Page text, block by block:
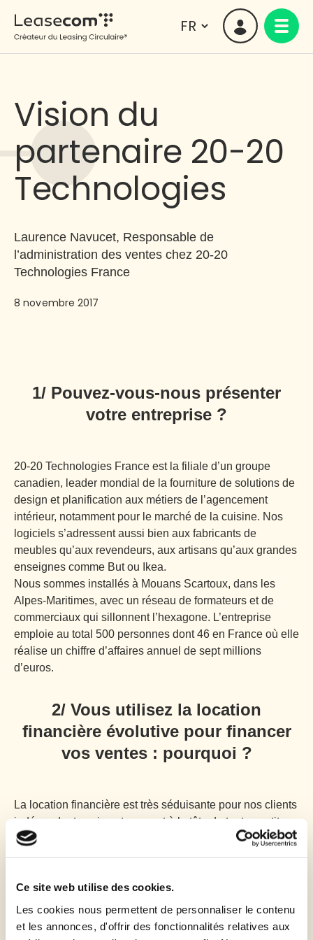
Ce site web utilise des cookies.
Les cookies nous permettent de personnaliser le contenu
et les annonces, d'offrir des fonctionnalités relatives aux
Vision du
partenaire 20-20
Technologies
Laurence Navucet, Responsable de
l’administration des ventes chez 20-20
Technologies France
8 novembre 2017
1/ Pouvez-vous-nous présenter
votre entreprise ?
20-20 Technologies France est la filiale d’un groupe
canadien, leader mondial de la fourniture de solutions de
design et planification aux métiers de l’agencement
intérieur, notamment pour le marché de la cuisine. Nos
logiciels s’adressent aussi bien aux fabricants de
meubles qu’aux revendeurs, aux artisans qu’aux grandes
enseignes comme But ou Ikea.
Nous sommes installés à Mouans Scartoux, dans les
Alpes-Maritimes, avec un réseau de formateurs et de
commerciaux qui sillonnent l’hexagone. L’entreprise
emploie au total 500 personnes dont 46 en France où elle
réalise un chiffre d’affaires annuel de sept millions
d’euros.
2/ Vous utilisez la location
financière évolutive pour financer
vos ventes : pourquoi ?
La location financière est très séduisante pour nos clients
indépendants qui sont souvent à la tête de toutes petites
structures. C’est la première solution que l’on met en
avant quand nous échangeons avec eux. Elle leur permet
économies et de bien maîtriser leur budget. Ils gagnent
du temps grâce à dessolutions de financement
proposées « clés en main » et peuvent mettre à jour